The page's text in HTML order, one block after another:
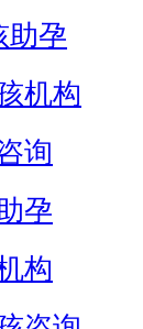
助孕
机构
询
孕
构